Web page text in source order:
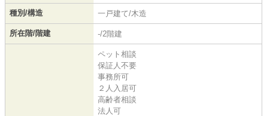
種別/構造 一戸建て/木造
所在階/階建 -/2階建
ペット相談
保証人不要
事務所可
２人入居可
高齢者相談
法人可